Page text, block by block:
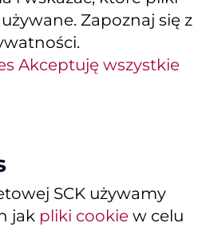
Zapoznaj się z
Akceptuję wszystkie
SCK używamy
jak pliki cookie w celu